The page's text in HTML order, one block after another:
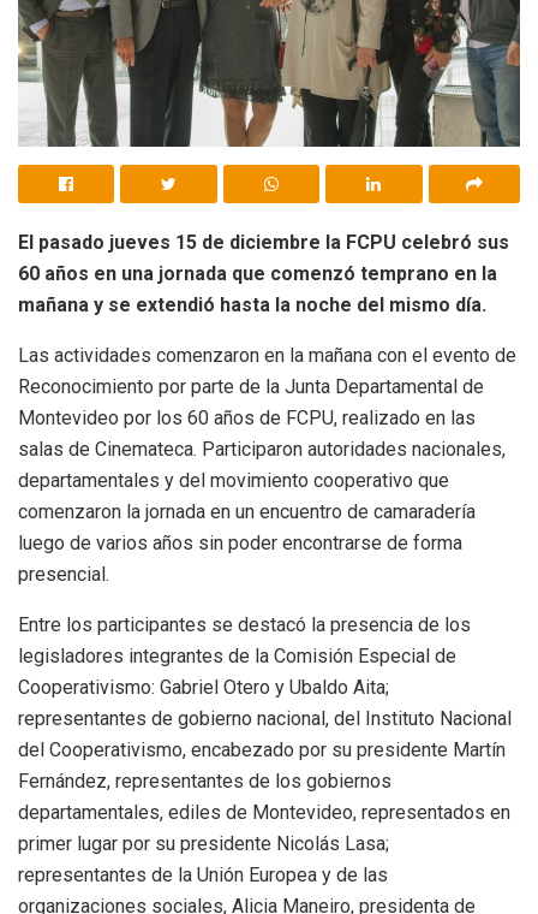
El pasado jueves 15 de diciembre la FCPU celebró sus
60 años en una jornada que comenzó temprano en la
mañana y se extendió hasta la noche del mismo día.
Las actividades comenzaron en la mañana con el evento de
Reconocimiento por parte de la Junta Departamental de
Montevideo por los 60 años de FCPU, realizado en las
salas de Cinemateca. Participaron autoridades nacionales,
departamentales y del movimiento cooperativo que
comenzaron la jornada en un encuentro de camaradería
luego de varios años sin poder encontrarse de forma
presencial.
Entre los participantes se destacó la presencia de los
legisladores integrantes de la Comisión Especial de
Cooperativismo: Gabriel Otero y Ubaldo Aita;
representantes de gobierno nacional, del Instituto Nacional
del Cooperativismo, encabezado por su presidente Martín
Fernández, representantes de los gobiernos
departamentales, ediles de Montevideo, representados en
primer lugar por su presidente Nicolás Lasa;
representantes de la Unión Europea y de las
organizaciones sociales, Alicia Maneiro, presidenta de